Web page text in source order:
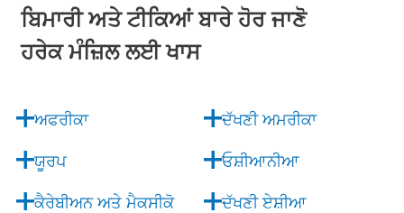
ਬਿਮਾਰੀ ਅਤੇ ਟੀਕਿਆਂ ਬਾਰੇ ਹੋਰ ਜਾਣੋ
ਹਰੇਕ ਮੰਜ਼ਿਲ ਲਈ ਖਾਸ
ਅਫਰੀਕਾ ਦੱਖਣੀ ਅਮਰੀਕਾ
ਯੂਰਪ ਓਸ਼ੀਆਨੀਆ
ਕੈਰੇਬੀਅਨ ਅਤੇ ਮੈਕਸੀਕੋ ਦੱਖਣੀ ਏਸ਼ੀਆ